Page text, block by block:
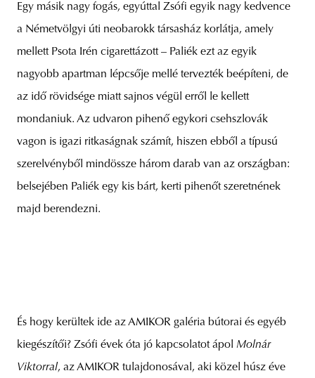
Egy másik nagy fogás, egyúttal Zsófi egyik nagy kedvence
a Németvölgyi úti neobarokk társasház korlátja, amely
mellett Psota Irén cigarettázott – Paliék ezt az egyik
nagyobb apartman lépcsője mellé tervezték beépíteni, de
az idő rövidsége miatt sajnos végül erről le kellett
mondaniuk. Az udvaron pihenő egykori csehszlovák
vagon is igazi ritkaságnak számít, hiszen ebből a típusú
szerelvényből mindössze három darab van az országban:
belsejében Paliék egy kis bárt, kerti pihenőt szeretnének
majd berendezni.
És hogy kerültek ide az AMIKOR galéria bútorai és egyéb
kiegészítői? Zsófi évek óta jó kapcsolatot ápol Molnár
Viktorral, az AMIKOR tulajdonosával, aki közel húsz éve